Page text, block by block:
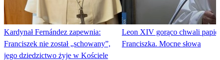
Kardynał Fernández zapewnia:
Franciszek nie został „schowany”,
jego dziedzictwo żyje w Kościele
Leon XIV gorąco chwali
Franciszka. Mocne słowa